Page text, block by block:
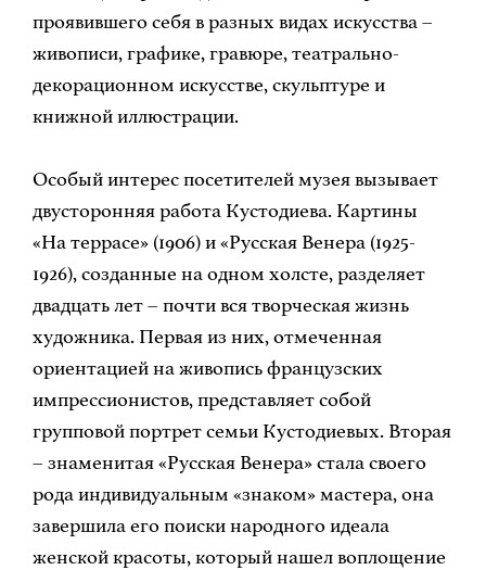
проявившего себя в разных видах искусства –
живописи, графике, гравюре, театрально-
декорационном искусстве, скульптуре и
книжной иллюстрации.
Особый интерес посетителей музея вызывает
двусторонняя работа Кустодиева. Картины
«На террасе» (1906) и «Русская Венера (1925-
1926), созданные на одном холсте, разделяет
двадцать лет – почти вся творческая жизнь
художника. Первая из них, отмеченная
ориентацией на живопись французских
импрессионистов, представляет собой
групповой портрет семьи Кустодиевых. Вторая
– знаменитая «Русская Венера» стала своего
рода индивидуальным «знаком» мастера, она
завершила его поиски народного идеала
женской красоты, который нашел воплощение